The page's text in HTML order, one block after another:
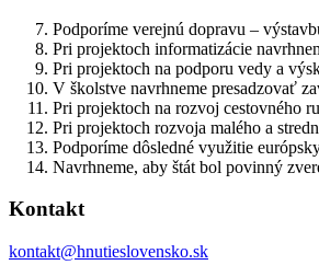
Podporíme verejnú dopravu –
Pri projektoch informatizácie
Pri projektoch na podporu vedy a
V školstve navrhneme presadzovať
Pri projektoch na rozvoj cestovného
Pri projektoch rozvoja malého a
Podporíme dôsledné využitie
Navrhneme, aby štát bol povinný
Kontakt
kontakt@hnutieslovensko.sk